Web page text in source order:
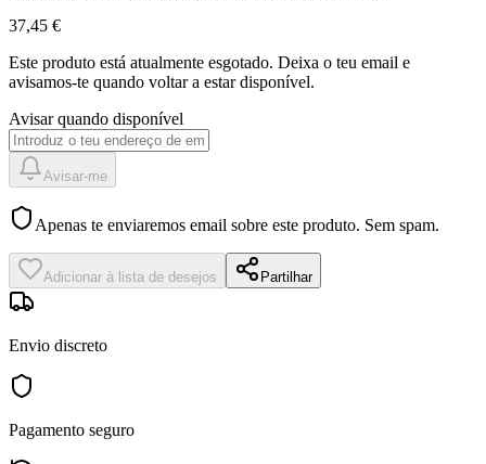
37,45 €
Este produto está atualmente esgotado. Deixa o teu email e
avisamos-te quando voltar a estar disponível.
Avisar quando disponível
Avisar-me
Apenas te enviaremos email sobre este produto. Sem spam.
Adicionar à lista de desejos Partilhar
Envio discreto
Pagamento seguro